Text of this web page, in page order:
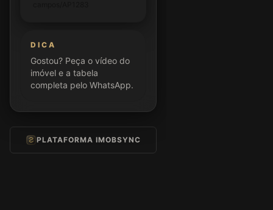
DICA
Gostou? Peça o vídeo do
imóvel e a tabela
completa pelo WhatsApp.
PLATAFORMA IMOBSYNC